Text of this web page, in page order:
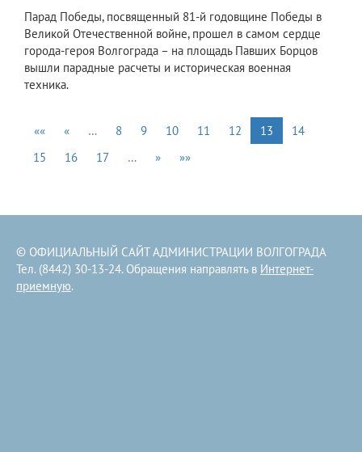
Парад Победы, посвященный 81-й годовщине Победы в
Великой Отечественной войне, прошел в самом сердце
города-героя Волгограда – на площадь Павших Борцов
вышли парадные расчеты и историческая военная
техника.
«« « … 8 9 10 11 12 13
14
15
16 17 … » »»
© ОФИЦИАЛЬНЫЙ САЙТ АДМИНИСТРАЦИИ ВОЛГОГРАДА
Тел. (8442) 30-13-24. Обращения направлять в Интернет-
приемную.